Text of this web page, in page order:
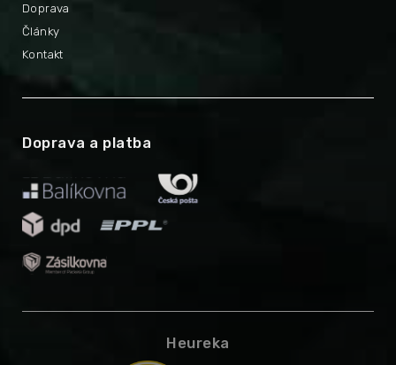
Doprava
Články
Kontakt
Doprava a platba
Heureka